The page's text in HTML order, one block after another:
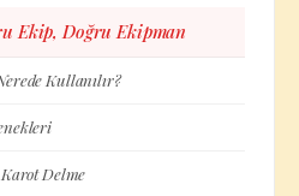
Ekip, Doğru Ekipman
Kullanılır?
Delme